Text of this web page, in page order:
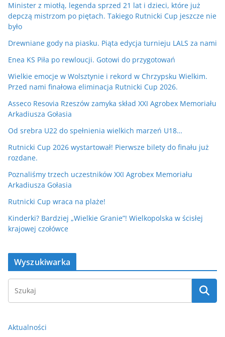
Minister z miotłą, legenda sprzed 21 lat i dzieci, które już
depczą mistrzom po piętach. Takiego Rutnicki Cup jeszcze nie
było
Drewniane gody na piasku. Piąta edycja turnieju LALS za nami
Enea KS Piła po rewloucji. Gotowi do przygotowań
Wielkie emocje w Wolsztynie i rekord w Chrzypsku Wielkim.
Przed nami finałowa eliminacja Rutnicki Cup 2026.
Asseco Resovia Rzeszów zamyka skład XXI Agrobex Memoriału
Arkadiusza Gołasia
Od srebra U22 do spełnienia wielkich marzeń U18…
Rutnicki Cup 2026 wystartował! Pierwsze bilety do finału już
rozdane.
Poznaliśmy trzech uczestników XXI Agrobex Memoriału
Arkadiusza Gołasia
Rutnicki Cup wraca na plaże!
Kinderki? Bardziej „Wielkie Granie”! Wielkopolska w ścisłej
krajowej czołówce
Wyszukiwarka
Aktualności